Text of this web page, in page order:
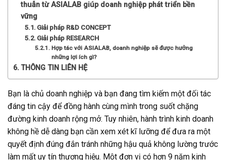
thuẫn từ ASIALAB giúp doanh nghiệp phát triển bền
vững
Giải pháp R&D CONCEPT
Giải pháp RESEARCH
Hợp tác với ASIALAB, doanh nghiệp sẽ được hưởng
những lợi ích gì?
THÔNG TIN LIÊN HỆ
Bạn là chủ doanh nghiệp và bạn đang tìm kiếm một đối tác
đáng tin cậy để đồng hành cùng mình trong suốt chặng
đường kinh doanh rộng mở. Tuy nhiên, hành trình kinh doanh
không hề dễ dàng bạn cần xem xét kĩ lưỡng để đưa ra một
quyết định đúng đắn tránh những hậu quả không lường trước
làm mất uy tín thương hiệu. Một đơn vị có hơn 9 năm kinh